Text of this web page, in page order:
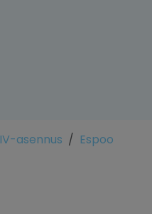
IV-asennus
Espoo